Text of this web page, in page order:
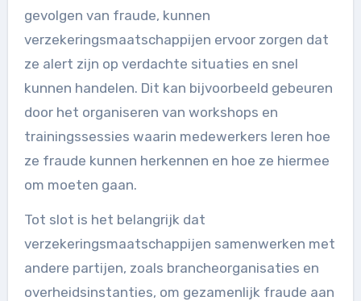
gevolgen van fraude, kunnen
verzekeringsmaatschappijen ervoor zorgen dat
ze alert zijn op verdachte situaties en snel
kunnen handelen. Dit kan bijvoorbeeld gebeuren
door het organiseren van workshops en
trainingssessies waarin medewerkers leren hoe
ze fraude kunnen herkennen en hoe ze hiermee
om moeten gaan.
Tot slot is het belangrijk dat
verzekeringsmaatschappijen samenwerken met
andere partijen, zoals brancheorganisaties en
overheidsinstanties, om gezamenlijk fraude aan